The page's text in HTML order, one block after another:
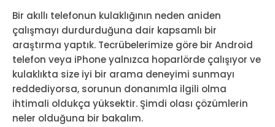
Bir akıllı telefonun kulaklığının neden aniden
çalışmayı durdurduğuna dair kapsamlı bir
araştırma yaptık. Tecrübelerimize göre bir Android
telefon veya iPhone yalnızca hoparlörde çalışıyor ve
kulaklıkta size iyi bir arama deneyimi sunmayı
reddediyorsa, sorunun donanımla ilgili olma
ihtimali oldukça yüksektir. Şimdi olası çözümlerin
neler olduğuna bir bakalım.